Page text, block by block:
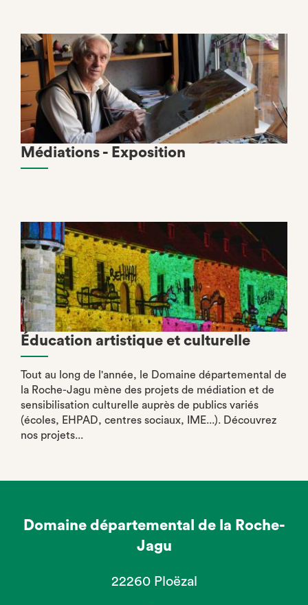
Médiations - Exposition
Éducation artistique et culturelle
Tout au long de l'année, le Domaine départemental de
la Roche-Jagu mène des projets de médiation et de
sensibilisation culturelle auprès de publics variés
(écoles, EHPAD, centres sociaux, IME...). Découvrez
nos projets...
Domaine départemental de la Roche-
Jagu
22260 Ploëzal